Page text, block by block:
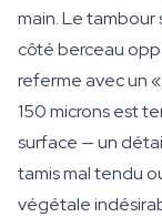
main. Le
côté berceau
referme avec un
150 microns est
surface — un
tamis mal tendu
végétale